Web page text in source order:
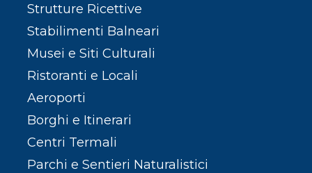
Strutture Ricettive
Stabilimenti Balneari
Musei e Siti Culturali
Ristoranti e Locali
Aeroporti
Borghi e Itinerari
Centri Termali
Parchi e Sentieri Naturalistici